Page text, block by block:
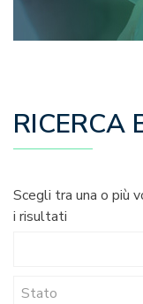
RICERCA
Scegli tra una o più
i risultati
Stato